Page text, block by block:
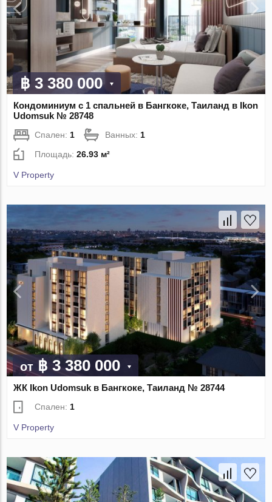
฿ 3 380 000
Кондоминиум с 1 спальней в Бангкоке, Таиланд в Ikon
Udomsuk № 28748
Спален: 1 Ванных: 1
Площадь:26.93 м²
V Property
от ฿ 3 380 000
ЖК Ikon Udomsuk в Бангкоке, Таиланд № 28744
Спален:1
V Property